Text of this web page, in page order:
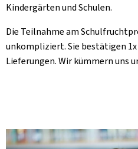
Kindergärten und Schulen.
Die Teilnahme am
unkompliziert. Sie bestätigen
Lieferungen. Wir kümmern uns